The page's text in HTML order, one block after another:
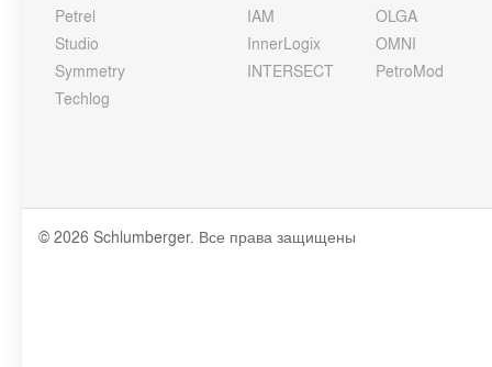
Petrel
Studio
Symmetry
Techlog
IAM
InnerLogix
INTERSECT
OLGA
OMNI
PetroMod
© 2026 Schlumberger. Все права защищены